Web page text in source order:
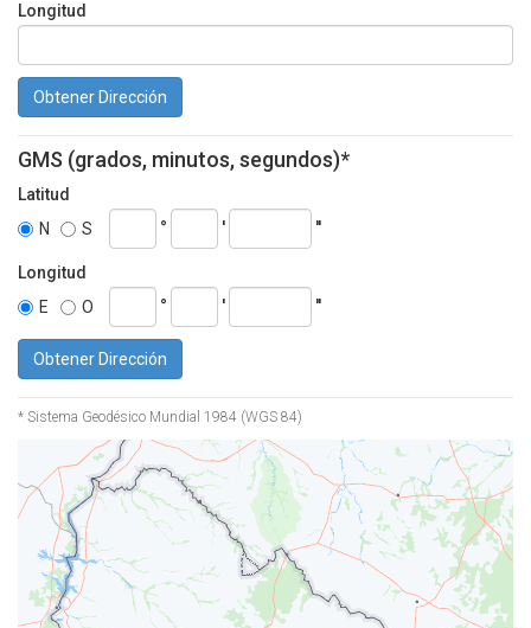
Longitud
Obtener Dirección
GMS (grados, minutos, segundos)*
Latitud
N
S ° ' ''
Longitud
E
O ° ' ''
Obtener Dirección
* Sistema Geodésico Mundial 1984 (WGS 84)